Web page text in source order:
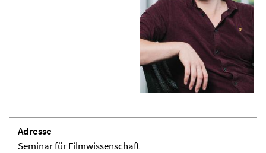
Adresse
Seminar für Filmwissenschaft